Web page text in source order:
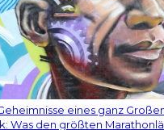
eines ganz
Was den größten